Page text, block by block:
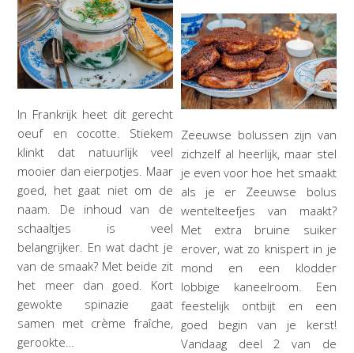
In Frankrijk heet dit gerecht
oeuf en cocotte. Stiekem
klinkt dat natuurlijk veel
mooier dan eierpotjes. Maar
goed, het gaat niet om de
naam. De inhoud van de
schaaltjes is veel
belangrijker. En wat dacht je
van de smaak? Met beide zit
het meer dan goed. Kort
gewokte spinazie gaat
samen met crème fraîche,
gerookte…
Zeeuwse bolussen zijn van
zichzelf al heerlijk, maar stel
je even voor hoe het smaakt
als je er Zeeuwse bolus
wentelteefjes van maakt?
Met extra bruine suiker
erover, wat zo knispert in je
mond en een klodder
lobbige kaneelroom. Een
feestelijk ontbijt en een
goed begin van je kerst!
Vandaag deel 2 van de